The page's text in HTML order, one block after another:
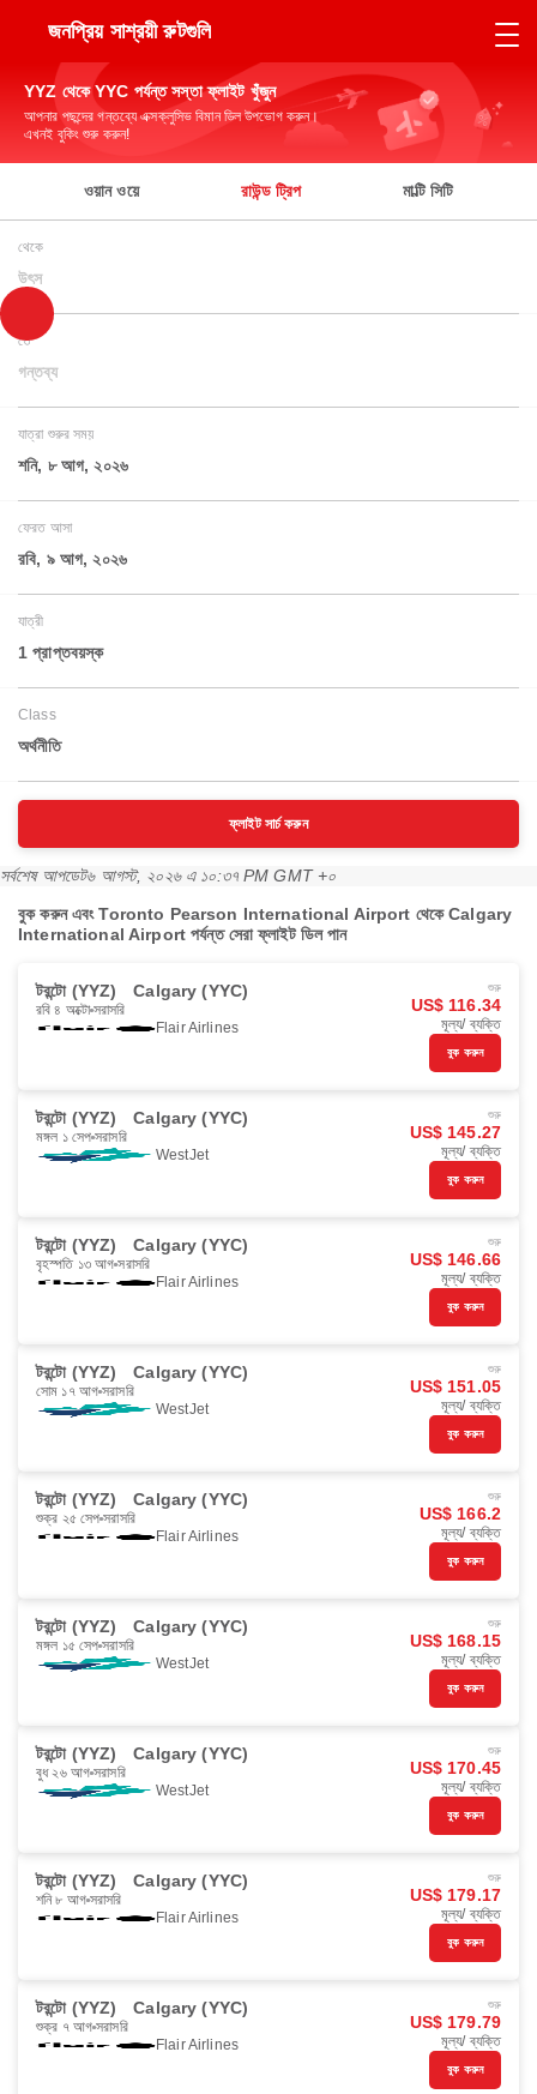
জনপ্রিয় সাশ্রয়ী রুটগুলি
YYZ থেকে YYC পর্যন্ত সস্তা ফ্লাইট খুঁজুন
আপনার পছন্দের গন্তব্যে এক্সক্লুসিভ বিমান ডিল উপভোগ করুন।
এখনই বুকিং শুরু করুন!
ওয়ান ওয়ে রাউন্ড ট্রিপ মাল্টি সিটি
থেকে
উৎস
তে
গন্তব্য
যাত্রা শুরুর সময়
শনি, ৮ আগ, ২০২৬
ফেরত আসা
রবি, ৯ আগ, ২০২৬
যাত্রী
1 প্রাপ্তবয়স্ক
Class
অর্থনীতি
ফ্লাইট সার্চ করুন
সর্বশেষ আপডেট৬ আগস্ট, ২০২৬ এ ১০:৩৭ PM GMT +০
বুক করুন এবং Toronto Pearson International Airport থেকে Calgary
International Airport পর্যন্ত সেরা ফ্লাইট ডিল পান
টরন্টো (YYZ) Calgary (YYC)
রবি ৪ অক্টো সরাসরি
Flair Airlines
শুরু
US$ 116.34
মূল্য/ ব্যক্তি
বুক করুন
টরন্টো (YYZ) Calgary (YYC)
মঙ্গল ১ সেপ সরাসরি
WestJet
শুরু
US$ 145.27
মূল্য/ ব্যক্তি
বুক করুন
টরন্টো (YYZ) Calgary (YYC)
বৃহস্পতি ১৩ আগ সরাসরি
Flair Airlines
শুরু
US$ 146.66
মূল্য/ ব্যক্তি
বুক করুন
টরন্টো (YYZ) Calgary (YYC)
সোম ১৭ আগ সরাসরি
WestJet
শুরু
US$ 151.05
মূল্য/ ব্যক্তি
বুক করুন
টরন্টো (YYZ) Calgary (YYC)
শুক্র ২৫ সেপ সরাসরি
Flair Airlines
শুরু
US$ 166.2
মূল্য/ ব্যক্তি
বুক করুন
টরন্টো (YYZ) Calgary (YYC)
মঙ্গল ১৫ সেপ সরাসরি
WestJet
শুরু
US$ 168.15
মূল্য/ ব্যক্তি
বুক করুন
টরন্টো (YYZ) Calgary (YYC)
বুধ ২৬ আগ সরাসরি
WestJet
শুরু
US$ 170.45
মূল্য/ ব্যক্তি
বুক করুন
টরন্টো (YYZ) Calgary (YYC)
শনি ৮ আগ সরাসরি
Flair Airlines
শুরু
US$ 179.17
মূল্য/ ব্যক্তি
বুক করুন
টরন্টো (YYZ) Calgary (YYC)
শুক্র ৭ আগ সরাসরি
Flair Airlines
শুরু
US$ 179.79
মূল্য/ ব্যক্তি
বুক করুন